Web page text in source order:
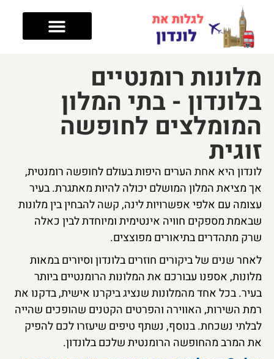
רומנטיים
- בתי המלון
לחופשה
היא אחת הערים היפות בעולם לחופשה רומנטית,
מציאת המלון המושלם יכולה להיות מאתגרת. בעיר
עם אלפי אפשרויות לינה, קשה להבחין בין מלונות
מספקים חוויה אינטימית ומיוחדת לבין כאלה
מתהדרים בתיאורים מפוצצים.
שנים של ביקורים חוזרים בלונדון וסיורים במאות
אספנו עבורכם את המלונות הרומנטיים ביותר
בכל אחד מהמלונות שנציג ביקרנו אישית, בדקנו את
השירות, האווירה והפרטים הקטנים שהופכים שהייה
נשכחת. בנוסף, נשתף טיפים שיעזרו לכם להפיק
המרב מהחופשה הרומנטית שלכם בלונדון.